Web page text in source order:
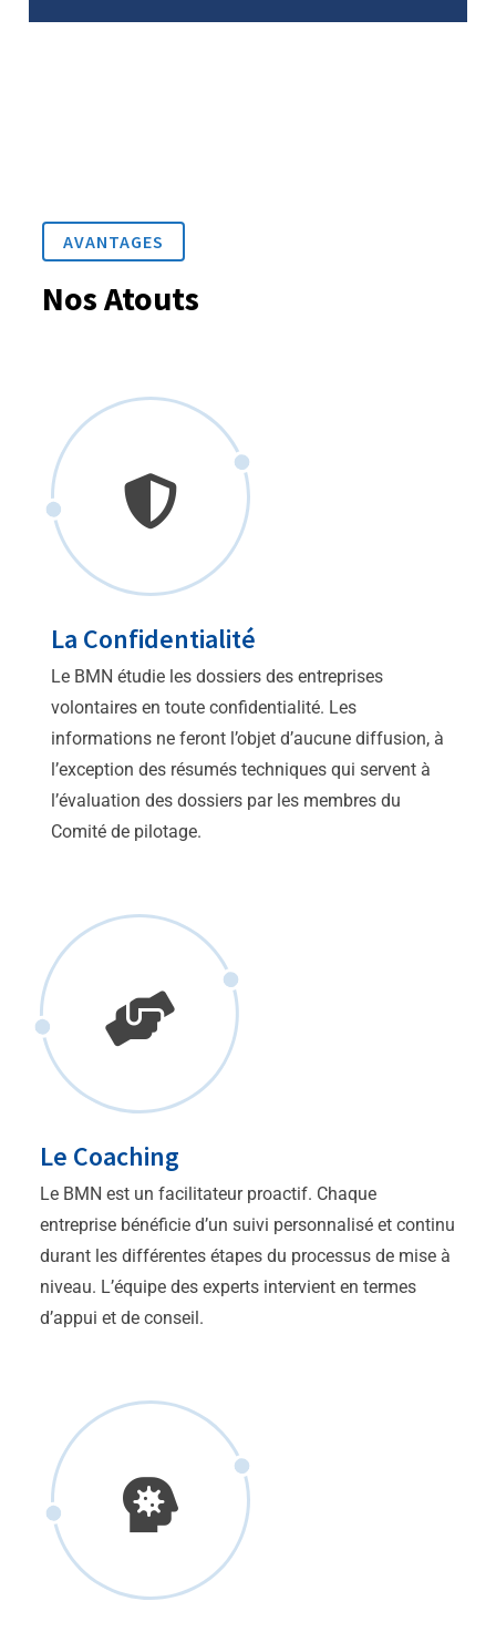
AVANTAGES
Nos Atouts
La Confidentialité
Le BMN étudie les dossiers des entreprises
volontaires en toute confidentialité. Les
informations ne feront l’objet d’aucune diffusion, à
l’exception des résumés techniques qui servent à
l’évaluation des dossiers par les membres du
Comité de pilotage.
Le Coaching
Le BMN est un facilitateur proactif. Chaque
entreprise bénéficie d’un suivi personnalisé et continu
durant les différentes étapes du processus de mise à
niveau. L’équipe des experts intervient en termes
d’appui et de conseil.